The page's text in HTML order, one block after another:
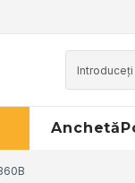
Anchetă